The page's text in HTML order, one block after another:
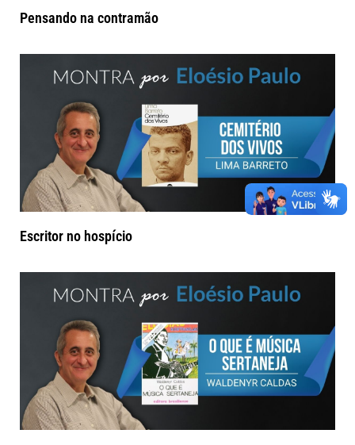
Pensando na contramão
Escritor no hospício